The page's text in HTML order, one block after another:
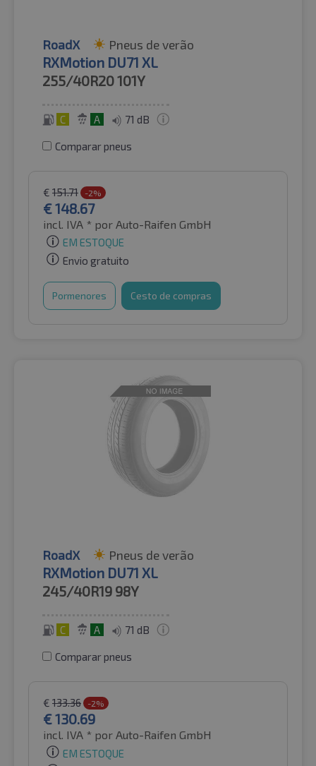
RoadX Pneus de verão
RXMotion DU71 XL
255/40R20101Y
C A 71 dB
Comparar pneus
€ 151.71 -2%
€148.67
incl. IVA * por Auto-Raifen GmbH
EM ESTOQUE
Envio gratuito
Pormenores Cesto de compras
RoadX Pneus de verão
RXMotion DU71 XL
245/40R19 98Y
C A 71 dB
Comparar pneus
€ 133.36 -2%
€130.69
incl. IVA * por Auto-Raifen GmbH
EM ESTOQUE